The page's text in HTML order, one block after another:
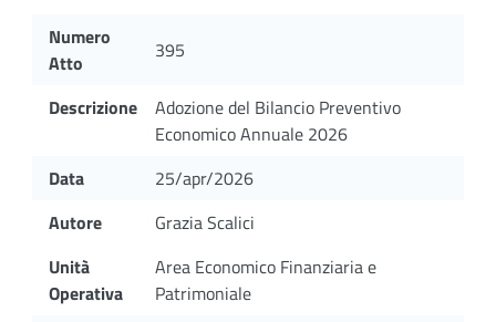
Numero
Atto
395
Descrizione
Adozione del Bilancio Preventivo
Economico Annuale 2026
Data
25/apr/2026
Autore
Grazia Scalici
Unità
Operativa
Area Economico Finanziaria e
Patrimoniale